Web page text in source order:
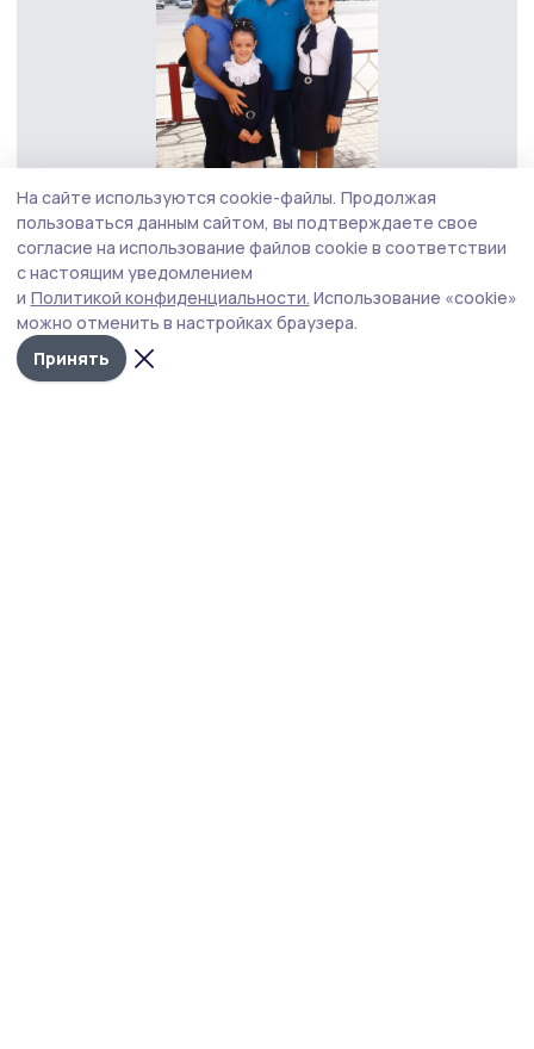
Дружная семья Агеевых Фото: архив Семьи Агеевых
— Что касается дочерей, то, думаю, у них
На сайте используются cookie-файлы. Продолжая
пользоваться данным сайтом, вы подтверждаете свое
согласие на использование файлов cookie в соответствии
с настоящим уведомлением
и Политикой конфиденциальности. Использование «cookie»
можно отменить в настройках браузера.
Принять